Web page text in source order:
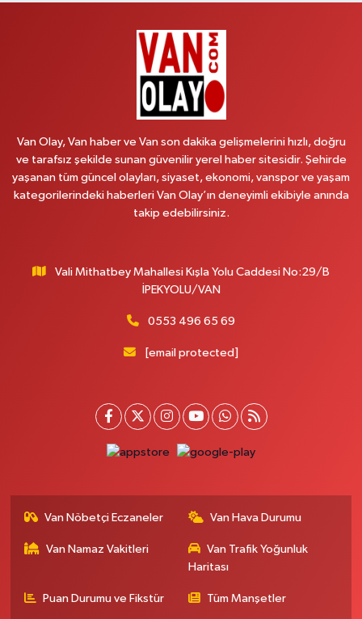
HEKİM HASTANESİ ACİL KARŞISI
Yol Tarifi Al
MAHMUDİYE MAH.ATATÜRK CAD.NO:17B
0 (531) 621 69 65 Yol Tarifi Al
Onay Eczanesi
Yenı Derman Eczanesi
Akdamar Hastanesi Acil yanı. İpekyolu. Hatuniye mahallesi terzioğlu, Eski
Yol Tarifi Al
Hayat Eczanesi
Kışla Mah.Çınarlı Cad.1038 Sk.No:93 3-4
0 (432) 354 37 36 Yol Tarifi Al
BAHÇELİEVLER MAH.MUSLİH GÖRENTAŞ BULVARI NO:57Çağdaş fırının
Van Olay, Van haber ve Van son dakika gelişmelerini hızlı, doğru
ve tarafsız şekilde sunan güvenilir yerel haber sitesidir. Şehirde
yaşanan tüm güncel olayları, siyaset, ekonomi, vanspor ve yaşam
kategorilerindeki haberleri Van Olay’ın deneyimli ekibiyle anında
takip edebilirsiniz.
Vali Mithatbey Mahallesi Kışla Yolu Caddesi No:29/B
İPEKYOLU/VAN
0553 496 65 69
[email protected]
Van Nöbetçi Eczaneler Van Hava Durumu
Van Namaz Vakitleri
Van Trafik Yoğunluk
Haritası
Puan Durumu ve Fikstür Tüm Manşetler